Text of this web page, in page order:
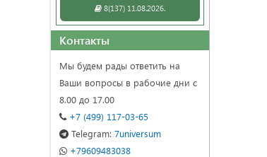
8(137) 11.08.2026.
Контакты
Мы будем рады ответить на
Ваши вопросы в рабочие дни с
8.00 до 17.00
+7 (499) 117-03-65
Telegram: 7universum
+79609483038